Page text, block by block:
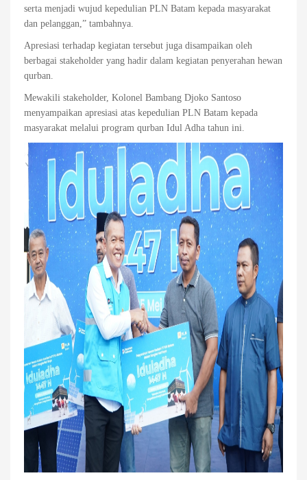
serta menjadi wujud kepedulian PLN Batam kepada masyarakat
dan pelanggan,” tambahnya.
Apresiasi terhadap kegiatan tersebut juga disampaikan oleh
berbagai stakeholder yang hadir dalam kegiatan penyerahan hewan
qurban.
Mewakili stakeholder, Kolonel Bambang Djoko Santoso
menyampaikan apresiasi atas kepedulian PLN Batam kepada
masyarakat melalui program qurban Idul Adha tahun ini.